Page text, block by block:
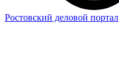
Ростовский деловой портал